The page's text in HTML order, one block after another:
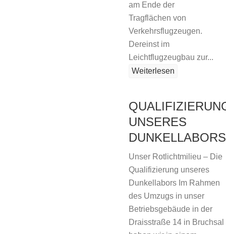
am Ende der
Tragflächen von
Verkehrsflugzeugen.
Dereinst im
Leichtflugzeugbau zur...
Weiterlesen
UNSERES
DUNKELLABORS
Unser Rotlichtmilieu – Die
Qualifizierung unseres
Dunkellabors Im Rahmen
des Umzugs in unser
Betriebsgebäude in der
Draisstraße 14 in Bruchsal